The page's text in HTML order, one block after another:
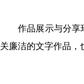
作品展示与分享
关廉洁的文字作品，